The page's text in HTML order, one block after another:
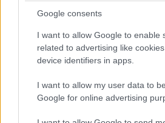
Google consents
I want to allow Google to enable
related to advertising like
device identifiers in apps.
I want to allow my user data to
Google for online advertising
Parece ciencia ficción
Prepárate para alucinar con